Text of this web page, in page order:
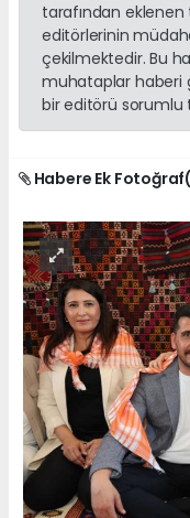
tarafından
editörlerinin
çekilmektedir. Bu
muhataplar haberi
bir editörü sorumlu
Habere Ek